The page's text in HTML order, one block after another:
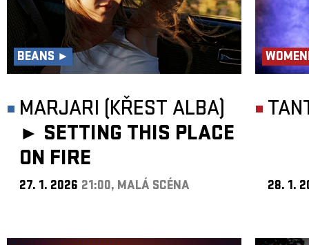
BEANS ►
MARJARI (KŘEST ALBA)
► SETTING THIS PLACE
ON FIRE
27. 1. 2026 21:00, MALÁ SCÉNA 28. 1.